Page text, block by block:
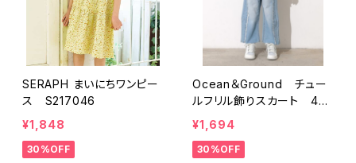
SERAPH まいにちワンピー
ス S217046
¥1,848
30%OFF
Ocean＆Ground チュー
ルフリル飾りスカート 461
7501
¥1,694
30%OFF